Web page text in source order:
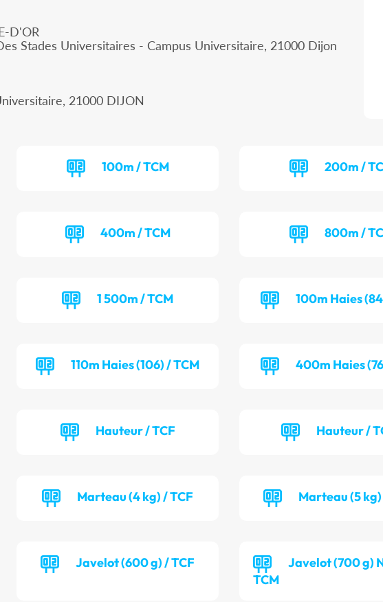
D'OR
Stades Universitaires - Campus Universitaire, 21000 Dijon
21000 DIJON
100m / TCM 200m /
400m / TCM 800m /
1 500m / TCM 100m Haies
110m Haies (106) / TCM 400m Haies
Hauteur / TCF Hauteur /
Marteau (4 kg) / TCF Marteau (5
Javelot (600 g) / TCF
Javelot (700 g)
TCM